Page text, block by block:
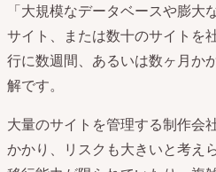
「大規模なデータベースや膨
サイト、または数十のサイトを
行に数週間、あるいは数ヶ月か
解です。
大量のサイトを管理する制作会
かかり、リスクも大きいと考え